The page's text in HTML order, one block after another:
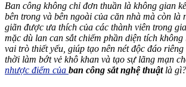
Ban công không chỉ đơn thuần là không gian
bên trong và bên ngoài của căn nhà mà còn là
giãn được ưa thích của các thành viên trong
mặc dù lan can sắt chiếm phần diện tích
vai trò thiết yếu, giúp tạo nên nét độc đáo
thời làm bớt vẻ khô khan và tạo sự lãng mạn
nhược điểm của ban công sắt nghệ thuậtlà gì?